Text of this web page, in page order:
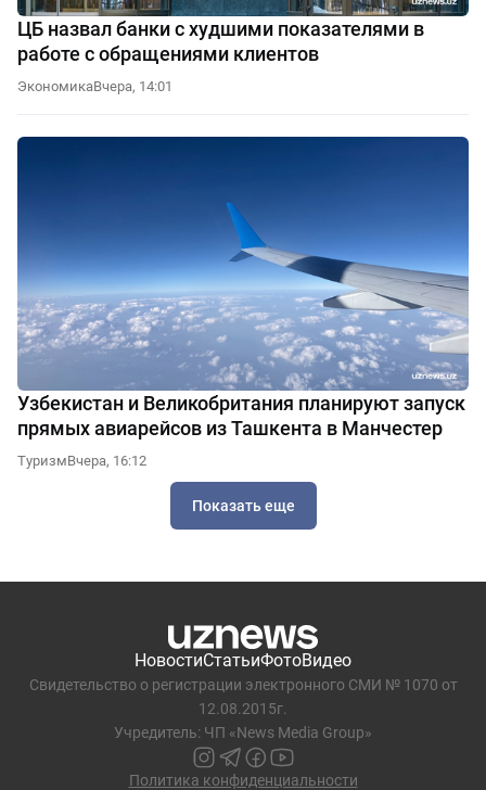
ЦБ назвал банки с худшими показателями в
работе с обращениями клиентов
ЭкономикаВчера, 14:01
Узбекистан и Великобритания планируют запуск
прямых авиарейсов из Ташкента в Манчестер
ТуризмВчера, 16:12
Показать еще
НовостиСтатьиФотоВидео
Свидетельство о регистрации электронного СМИ № 1070 от
12.08.2015г.
Учредитель: ЧП «News Media Group»
Политика конфиденциальности